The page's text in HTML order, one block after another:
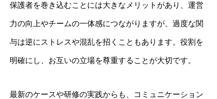
保護者を巻き込むことには大きなメリットがあり、運営
力の向上やチームの一体感につながりますが、過度な関
与は逆にストレスや混乱を招くこともあります。役割を
明確にし、お互いの立場を尊重することが大切です。
最新のケースや研修の実践からも、コミュニケーション